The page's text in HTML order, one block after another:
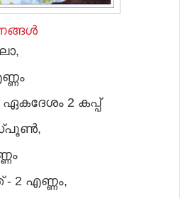
2 കപ്പ്
സ്പൂണ്‍,
- 2 എണ്ണം,